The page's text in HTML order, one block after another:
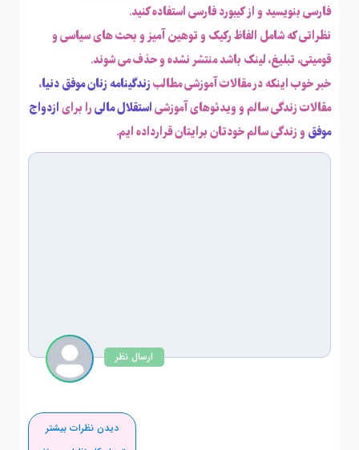
فارسی بنویسید و از کیبورد فارسی استفاده کنید.
نظراتی که شامل الفاظ رکیک و توهین آمیز و بحث های سیاسی و
قومیتی، تبلیغ، لینک باشد منتشر نشده و حذف می شوند.
خبر خوب اینکه در مقالات آموزشی مطالبزندگینامه زنان موفق دنیا،
مقالات زندگی سالم و ویدئوهای آموزشیاستقلال مالیرا برایازدواج
موفق و زندگی سالم خودتان برایتان قرارداده ایم.
ارسال نظر
دیدن نظرات بیشتر